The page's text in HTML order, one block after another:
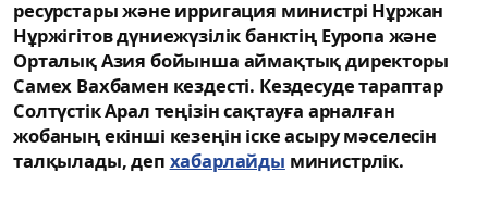
ресурстары және ирригация министрі Нұржан
Нұржігітов дүниежүзілік банктің Еуропа және
Орталық Азия бойынша аймақтық директоры
Самех Вахбамен кездесті. Кездесуде тараптар
Солтүстік Арал теңізін сақтауға арналған
жобаның екінші кезеңін іске асыру мәселесін
талқылады, деп хабарлайды министрлік.